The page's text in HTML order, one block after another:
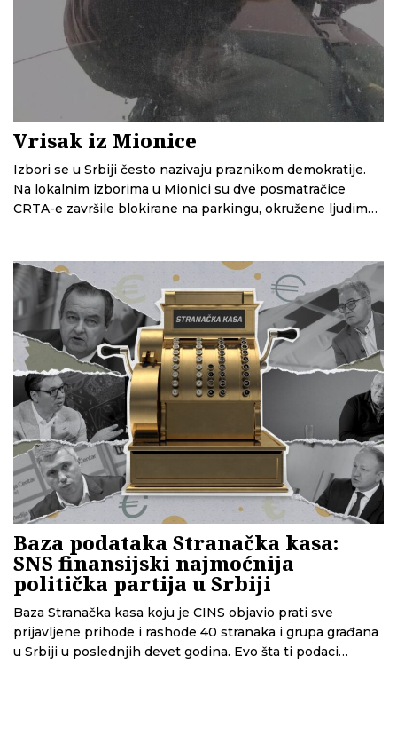
Vrisak iz Mionice
Izbori se u Srbiji često nazivaju praznikom demokratije.
Na lokalnim izborima u Mionici su dve posmatračice
CRTA-e završile blokirane na parkingu, okružene ljudima
strahu, pritiscima i nevidljivim akterima izbornog dana, ali
i kako je reagovala policija, a kako tužilaštvo.
Baza podataka Stranačka kasa:
SNS finansijski najmoćnija
politička partija u Srbiji
Baza Stranačka kasa koju je CINS objavio prati sve
prijavljene prihode i rashode 40 stranaka i grupa građana
u Srbiji u poslednjih devet godina. Evo šta ti podaci